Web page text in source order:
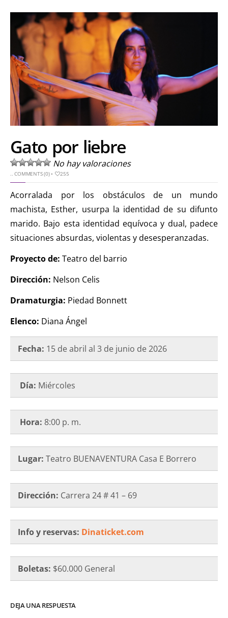
Gato por liebre
No hay valoraciones
..COMMENTS (0)• 255
Acorralada por los obstáculos de un mundo
machista, Esther, usurpa la identidad de su difunto
marido. Bajo esta identidad equívoca y dual, padece
situaciones absurdas, violentas y desesperanzadas.
Proyecto de: Teatro del barrio
Dirección: Nelson Celis
Dramaturgia: Piedad Bonnett
Elenco: Diana Ángel
Fecha: 15 de abril al 3 de junio de 2026
Día: Miércoles
Hora: 8:00 p. m.
Lugar: Teatro BUENAVENTURA Casa E Borrero
Dirección: Carrera 24 # 41 – 69
Info y reservas: Dinaticket.com
Boletas: $60.000 General
DEJA UNA RESPUESTA